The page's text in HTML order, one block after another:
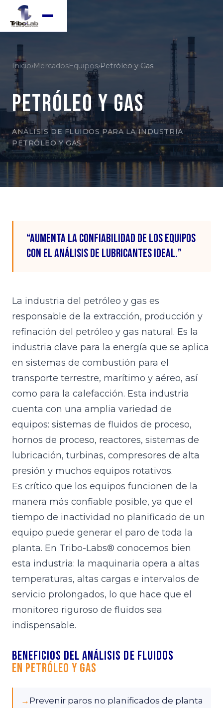
Inicio›MercadosEquipos›Petróleo y Gas
Petróleo y Gas
ANÁLISIS DE FLUIDOS PARA LA INDUSTRIA
PETRÓLEO Y GAS
“Aumenta la confiabilidad de los equipos
con el análisis de lubricantes ideal.”
La industria del petróleo y gas es
responsable de la extracción, producción y
refinación del petróleo y gas natural. Es la
industria clave para la energía que se aplica
en sistemas de combustión para el
transporte terrestre, marítimo y aéreo, así
como para la calefacción. Esta industria
cuenta con una amplia variedad de
equipos: sistemas de fluidos de proceso,
hornos de proceso, reactores, sistemas de
lubricación, turbinas, compresores de alta
presión y muchos equipos rotativos.
Es crítico que los equipos funcionen de la
manera más confiable posible, ya que el
tiempo de inactividad no planificado de un
equipo puede generar el paro de toda la
planta. En Tribo-Labs® conocemos bien
esta industria: la maquinaria opera a altas
temperaturas, altas cargas e intervalos de
servicio prolongados, lo que hace que el
monitoreo riguroso de fluidos sea
indispensable.
Beneficios del análisis de fluidos
en Petróleo y Gas
→ Prevenir paros no planificados de planta